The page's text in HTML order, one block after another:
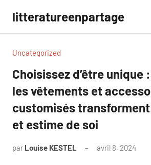
contenu
litteratureenpartage
Uncategorized
Choisissez d’être unique
les vêtements et
customisés
et estime de soi
par Louise KESTEL avril 8, 2024